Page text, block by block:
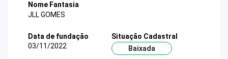
Nome Fantasia
JLL GOMES
Data de fundação
03/11/2022
Situação Cadastral
Baixada